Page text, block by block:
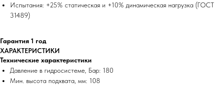
Испытания: +25% статическая и +10% динамическая нагрузка (ГОСТ
31489)
Гарантия 1 год
ХАРАКТЕРИСТИКИ
Технические характеристики
Давление в гидросистеме, Бар: 180
Мин. высота подхвата, мм: 108